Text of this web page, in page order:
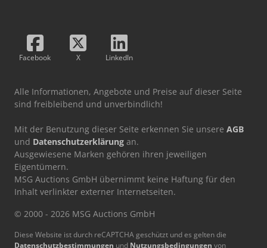
Facebook X LinkedIn
Alle Informationen, Angebote und Preise auf dieser Seite
sind freibleibend und unverbindlich!
Mit der Benutzung dieser Seite erkennen Sie unsere AGB
und Datenschutzerklärung an.
Ausgewiesene Marken gehören ihren jeweiligen
Eigentümern.
MSG Auctions GmbH übernimmt keine Haftung für den
Inhalt verlinkter externer Internetseiten.
© 2000 - 2026 MSG Auctions GmbH
Diese Website ist durch reCAPTCHA geschützt und es gelten die
Datenschutzbestimmungen und Nutzungsbedingungen von